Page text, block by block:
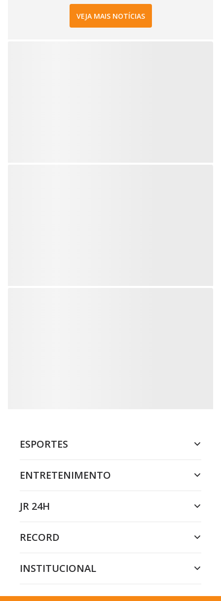
VEJA MAIS NOTÍCIAS
ESPORTES
ENTRETENIMENTO
JR 24H
RECORD
INSTITUCIONAL